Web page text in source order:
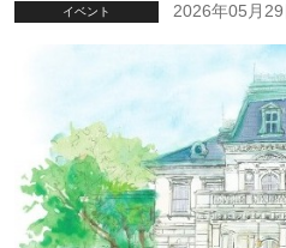
イベント 2026年05月29